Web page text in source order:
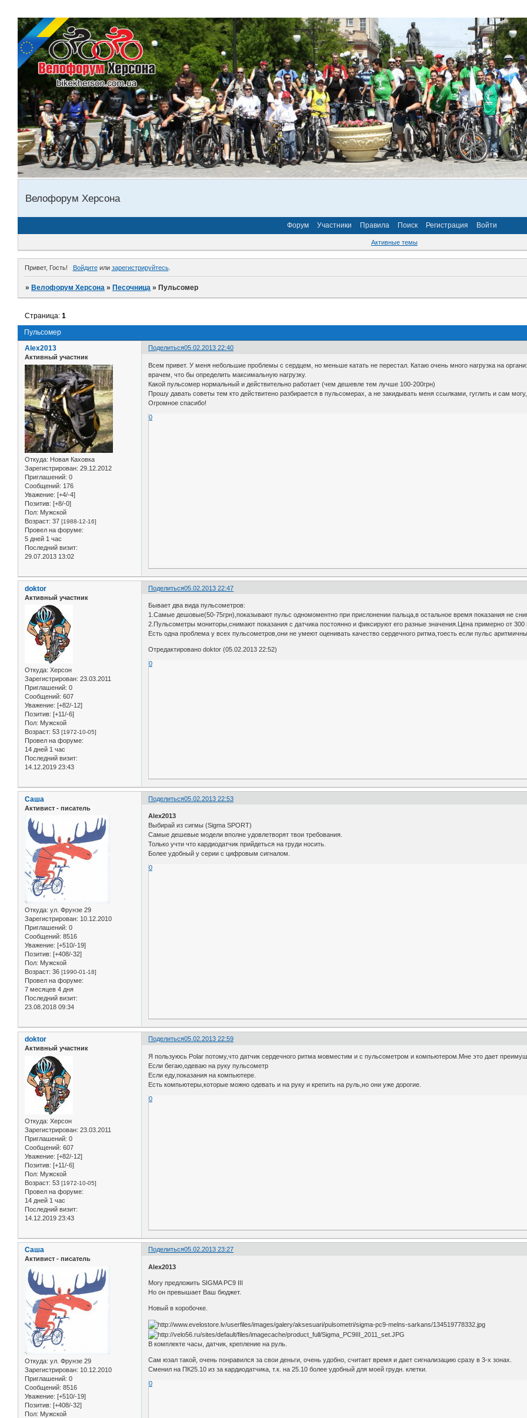
Велофорум Херсона
Форум Участники Правила Поиск Регистрация Войти
Активные темы
Привет, Гость! Войдитеили зарегистрируйтесь.
» Велофорум Херсона » Песочница » Пульсомер
Пульсомер
Страница:1
Поделиться05.02.2013 22:40
Alex2013
Активный участник
Откуда: Новая Каховка
Зарегистрирован: 29.12.2012
Приглашений: 0
Сообщений: 176
Уважение: [+4/-4]
Позитив: [+8/-0]
Пол: Мужской
Возраст: 37 [1988-12-16]
Провел на форуме:
5 дней 1 час
Последний визит:
29.07.2013 13:02
Всем привет. У меня небольшие проблемы с сердцем, но меньше катать не перестал. Катаю очень много нагрузка на
врачем, что бы определить максимальную нагрузку.
Какой пульсомер нормальный и действительно работает (чем дешевле тем лучше 100-200грн)
Прошу давать советы тем кто действитено разбирается в пульсомерах, а не закидывать меня ссылками, гуглить и сам
Огромное спасибо!
0
Поделиться05.02.2013 22:47
doktor
Активный участник
Откуда: Херсон
Зарегистрирован: 23.03.2011
Приглашений: 0
Сообщений: 607
Уважение: [+82/-12]
Позитив: [+11/-6]
Пол: Мужской
Возраст: 53 [1972-10-05]
Провел на форуме:
14 дней 1 час
Последний визит:
14.12.2019 23:43
Бывает два вида пульсометров:
1.Самые дешовые(50-75грн),показывают пульс одномоментно при прислонении пальца,в остальное время показания не
2.Пульсометры мониторы,снимают показания с датчика постоянно и фиксируют его разные значения.Цена примерно от 300
Есть одна проблема у всех пульсометров,они не умеют оценивать качество сердечного ритма,тоесть если пульс
Отредактировано doktor (05.02.2013 22:52)
0
Поделиться05.02.2013 22:53
Саша
Активист - писатель
Откуда: ул. Фрунзе 29
Зарегистрирован: 10.12.2010
Приглашений: 0
Сообщений: 8516
Уважение: [+510/-19]
Позитив: [+408/-32]
Пол: Мужской
Возраст: 36 [1990-01-18]
Провел на форуме:
7 месяцев 4 дня
Последний визит:
23.08.2018 09:34
Alex2013
Выбирай из сигмы (Sigma SPORT)
Самые дешевые модели вполне удовлетворят твои требования.
Только учти что кардиодатчик прийдеться на груди носить.
Более удобный у серии с цифровым сигналом.
0
Поделиться05.02.2013 22:59
doktor
Активный участник
Откуда: Херсон
Зарегистрирован: 23.03.2011
Приглашений: 0
Сообщений: 607
Уважение: [+82/-12]
Позитив: [+11/-6]
Пол: Мужской
Возраст: 53 [1972-10-05]
Провел на форуме:
14 дней 1 час
Последний визит:
14.12.2019 23:43
Я пользуюсь Polar потому,что датчик сердечного ритма мовместим и с пульсометром и компьютером.Мне это дает
Если бегаю,одеваю на руку пульсометр
Если еду,показания на компьютере.
Есть компьютеры,которые можно одевать и на руку и крепить на руль,но они уже дорогие.
0
Поделиться05.02.2013 23:27
Саша
Активист - писатель
Откуда: ул. Фрунзе 29
Зарегистрирован: 10.12.2010
Приглашений: 0
Сообщений: 8516
Уважение: [+510/-19]
Позитив: [+408/-32]
Пол: Мужской
Alex2013
Могу предложить SIGMA PC9 III
Но он превышает Ваш бюджет.
Новый в коробочке.
В комплекте часы, датчик, крепление на руль.
Сам юзал такой, очень понравился за свои деньги, очень удобно, считает время и дает сигнализацию сразу в 3-х зонах.
Сменил на ПК25.10 из за кардиодатчика, т.к. на 25.10 более удобный для моей грудн. клетки.
0